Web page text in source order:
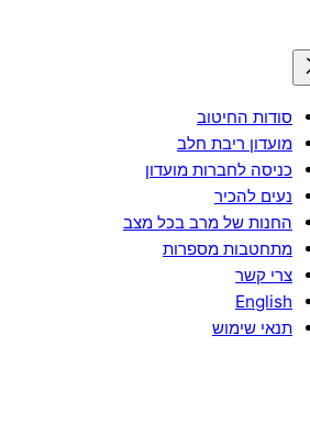
סודות החיטוב
מועדון ריבת חלב
כניסה לחברות מועדון
נעים להכיר
החנות של מרב בכל מצב
מתחטבות מספרות
צרי קשר
English
תנאי שימוש